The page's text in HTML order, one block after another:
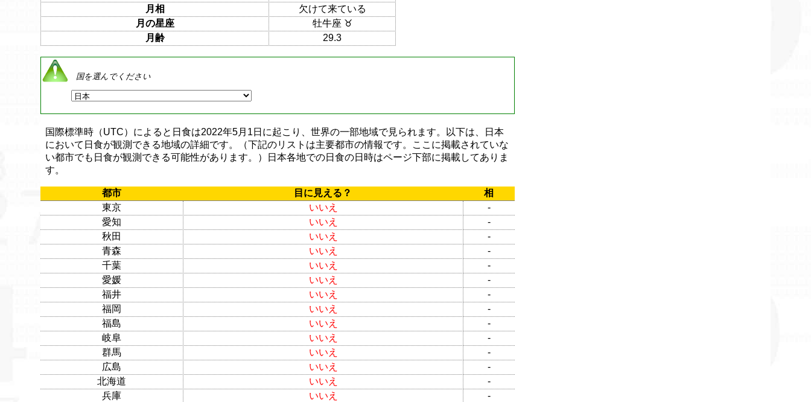
月相
欠けて来ている
月の星座
牡牛座 ♉
月齢
29.3
国を選んでください
国際標準時（UTC）によると日食は2022年5月1日に起こり、世界の一部地域で見られます。以下は、日本
において日食が観測できる地域の詳細です。（下記のリストは主要都市の情報です。ここに掲載されていな
い都市でも日食が観測できる可能性があります。）日本各地での日食の日時はページ下部に掲載してありま
す。
都市 目に見える？
相
東京
いいえ
-
愛知
いいえ
-
秋田
いいえ
-
青森
いいえ
-
千葉
いいえ
-
愛媛
いいえ
-
福井
いいえ
-
福岡
いいえ
-
福島
いいえ
-
岐阜
いいえ
-
群馬
いいえ
-
広島
いいえ
-
北海道
いいえ
-
兵庫
いいえ
-